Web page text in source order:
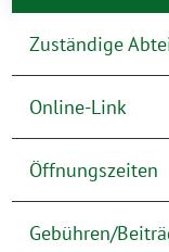
Zuständige
Online-Link
Öffnungszeiten
Gebühren/